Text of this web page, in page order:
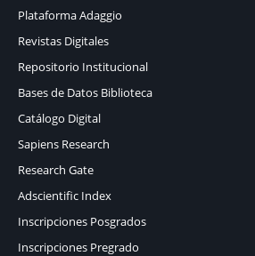
Plataforma Adaggio
Revistas Digitales
Repositorio Institucional
Bases de Datos Biblioteca
Catálogo Digital
Sapiens Research
Research Gate
Adscientific Index
Inscripciones Posgrados
Inscripciones Pregrado